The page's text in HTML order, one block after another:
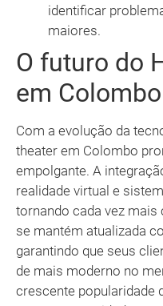
identificar
maiores.
O futuro do
em Colombo
Com a evolução da
theater em Colombo
empolgante. A
realidade virtual e
tornando cada vez mais
se mantém atualizada
garantindo que seus
de mais moderno no
crescente popularidade